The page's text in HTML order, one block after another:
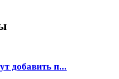
добавить п...